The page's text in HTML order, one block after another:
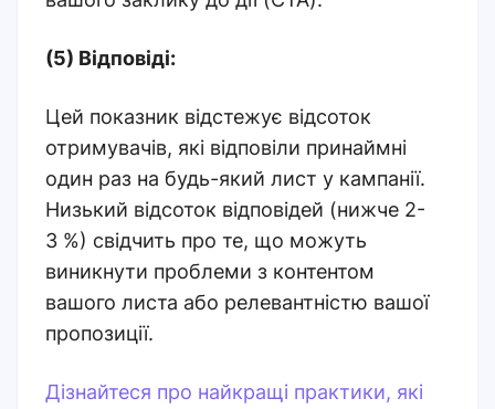
(5) Відповіді:
Цей показник відстежує відсоток
отримувачів, які відповіли принаймні
один раз на будь-який лист у кампанії.
Низький відсоток відповідей (нижче 2-
3 %) свідчить про те, що можуть
виникнути проблеми з контентом
вашого листа або релевантністю вашої
пропозиції.
Дізнайтеся про найкращі практики, які